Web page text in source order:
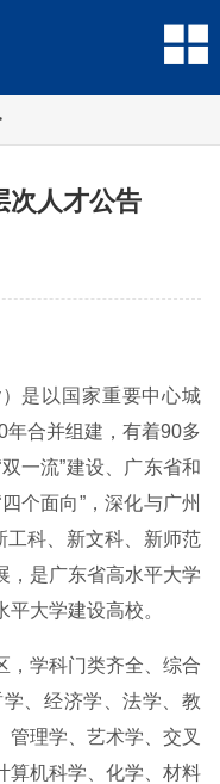
次人才公告
是以国家重要中心城
年合并组建，有着90多
一流”建设、广东省和
个面向”，深化与广州
工科、新文科、新师范
，是广东省高水平大学
大学建设高校。
，学科门类齐全、综合
、经济学、法学、教
管理学、艺术学、交叉
算机科学、化学、材料